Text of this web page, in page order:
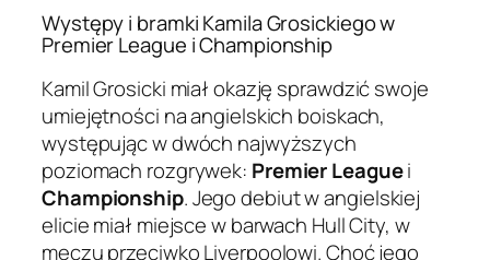
Występy i bramki Kamila Grosickiego w
Premier League i Championship
Kamil Grosicki miał okazję sprawdzić swoje
umiejętności na angielskich boiskach,
występując w dwóch najwyższych
poziomach rozgrywek: Premier Leaguei
Championship. Jego debiut w angielskiej
elicie miał miejsce w barwach Hull City, w
meczu przeciwko Liverpoolowi. Choć jego